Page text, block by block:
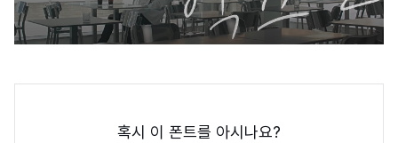
혹시 이 폰트를 아시나요?